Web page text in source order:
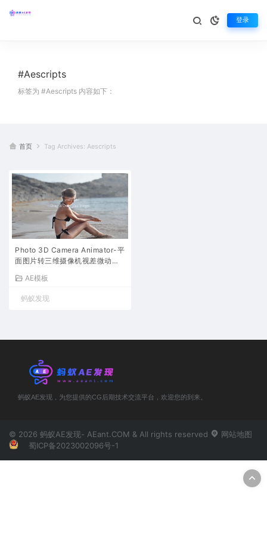
登录
#Aescripts
标签为 #Aescripts 内容如下：
首页 Tag Archives: Aescripts
Photo 3D Camera Animator-平
面图片转三维摄像机视差微动特
AE模板
蚂蚁发现
蚂蚁AE发现，为您提供的CG后期技术交流平台，欢迎您的到来。
© 2026 蚂蚁AE发现- AEant.COM & All rights reserved
网站地图
蜀ICP备2023002096号-1